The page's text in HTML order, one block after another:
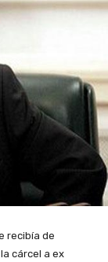
recibía de
cárcel a ex